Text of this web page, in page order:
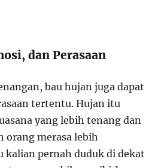
dan Perasaan
bau hujan juga dapat
tertentu. Hujan itu
yang lebih tenang dan
orang merasa lebih
kalian pernah duduk di dekat